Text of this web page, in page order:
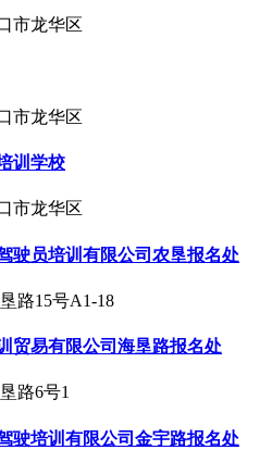
市龙华区
市龙华区
训学校
市龙华区
驶员培训有限公司农垦报名处
路15号A1-18
贸易有限公司海垦路报名处
路6号1
驶培训有限公司金宇路报名处